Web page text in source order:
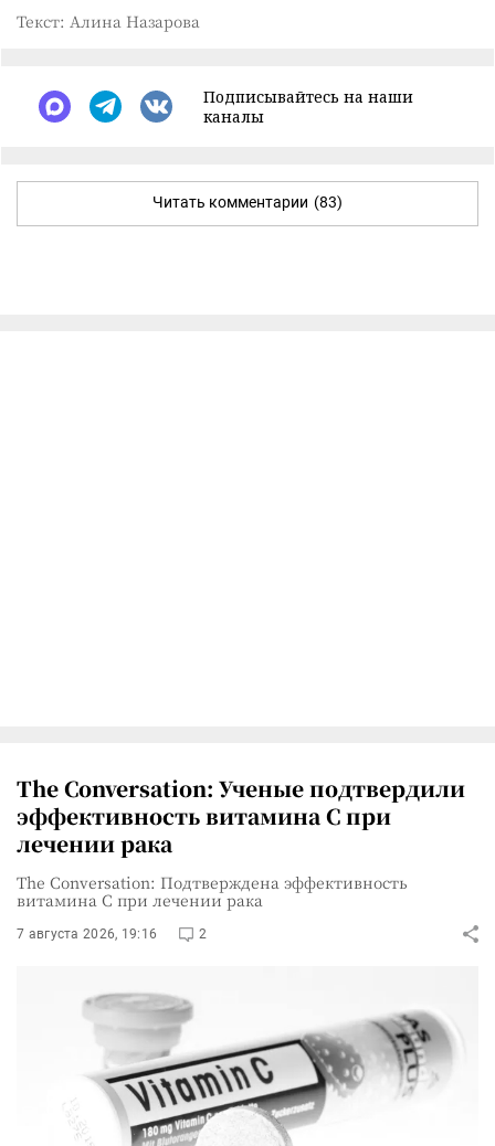
Текст: Алина Назарова
Подписывайтесь на наши
каналы
Читать комментарии (83)
The Conversation: Ученые подтвердили
эффективность витамина C при
лечении рака
The Conversation: Подтверждена эффективность
витамина C при лечении рака
7 августа 2026, 19:16 2